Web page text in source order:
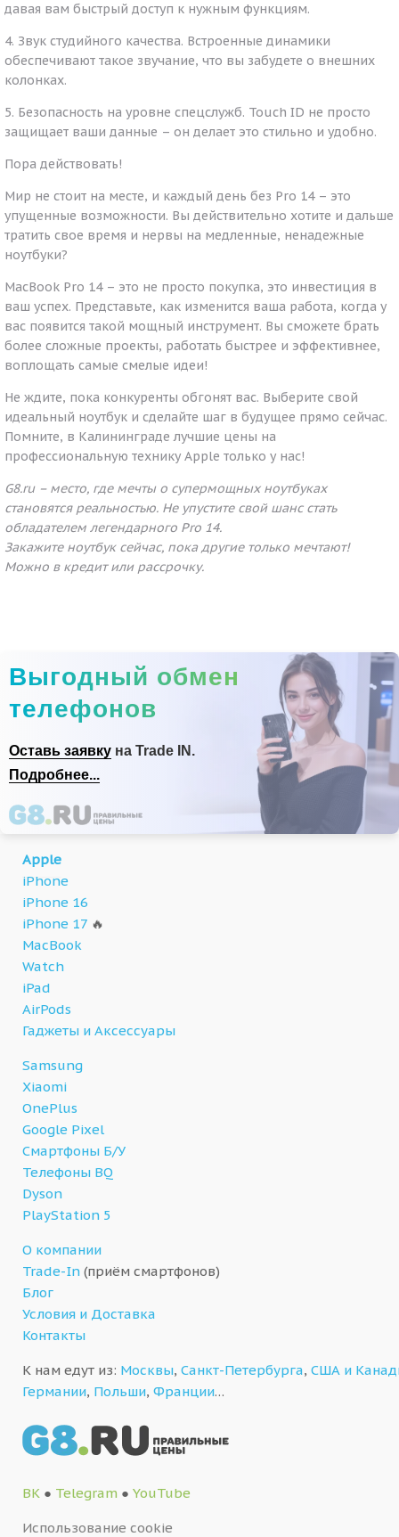
давая вам быстрый доступ к нужным функциям.
4. Звук студийного качества. Встроенные динамики
обеспечивают такое звучание, что вы забудете о внешних
колонках.
5. Безопасность на уровне спецслужб. Touch ID не просто
защищает ваши данные – он делает это стильно и удобно.
Пора действовать!
Мир не стоит на месте, и каждый день без Pro 14 – это
упущенные возможности. Вы действительно хотите и дальше
тратить свое время и нервы на медленные, ненадежные
ноутбуки?
MacBook Pro 14 – это не просто покупка, это инвестиция в
ваш успех. Представьте, как изменится ваша работа, когда у
вас появится такой мощный инструмент. Вы сможете брать
более сложные проекты, работать быстрее и эффективнее,
воплощать самые смелые идеи!
Не ждите, пока конкуренты обгонят вас. Выберите свой
идеальный ноутбук и сделайте шаг в будущее прямо сейчас.
Помните, в Калининграде лучшие цены на
профессиональную технику Apple только у нас!
G8.ru – место, где мечты о супермощных ноутбуках
становятся реальностью. Не упустите свой шанс стать
обладателем легендарного Pro 14.
Закажите ноутбук сейчас, пока другие только мечтают!
Можно в кредит или рассрочку.
Выгодный обмен
телефонов
Оставь заявку на Trade IN.
Подробнее...
Apple
iPhone
iPhone 16
iPhone 17 🔥
MacBook
Watch
iPad
AirPods
Гаджеты и Аксессуары
Samsung
Xiaomi
OnePlus
Google Pixel
Смартфоны Б/У
Телефоны BQ
Dyson
PlayStation 5
О компании
Trade-In (приём смартфонов)
Блог
Условия и Доставка
Контакты
К нам едут из: Москвы, Санкт-Петербурга, США и
Германии, Польши, Франции…
ВК ● Telegram ● YouTube
Использование cookie